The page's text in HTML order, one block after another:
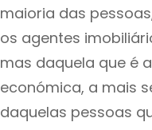
maioria das
os agentes
mas daquela que é
económica, a mais
daquelas pessoas